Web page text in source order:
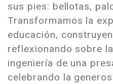
sus pies: bellotas,
Transformamos la
educación,
reflexionando sobre
ingeniería de una
celebrando la